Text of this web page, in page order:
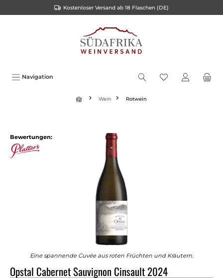
Kostenloser Versand ab 18 Flaschen (DE)
Navigation
Wein Rotwein
Bewertungen:
Eine spannende Cuvée aus roten Früchten und Kräutern.
Opstal Cabernet Sauvignon Cinsault 2024